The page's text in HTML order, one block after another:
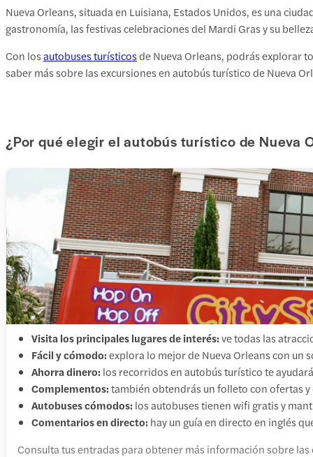
Nueva Orleans, situada en Luisiana, Estados Unidos, es una
gastronomía, las festivas celebraciones del Mardi Gras y su
Con losautobuses turísticosde Nueva Orleans, podrás explorar
saber más sobre las excursiones en autobús turístico de Nueva
¿Por qué elegir el autobús turístico de Nueva
Visita los principales lugares de interés:ve todas las
Fácil y cómodo:explora lo mejor de Nueva Orleans con un
Ahorra dinero: los recorridos en autobús turístico te
Complementos:también obtendrás un folleto con ofertas
Autobuses cómodos: los autobuses tienen wifi gratis y
Comentarios en directo: hay un guía en directo en inglés
Consulta tus entradas para obtener más información sobre